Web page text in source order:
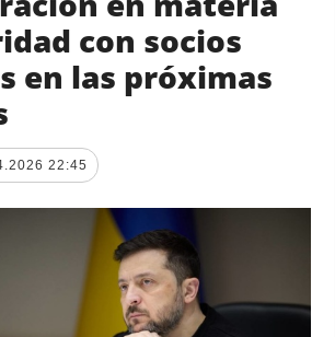
con socios
en las próximas
22:45